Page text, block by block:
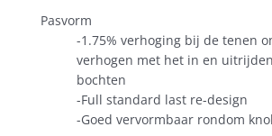
Pasvorm
-1.75% verhoging bij de tenen
verhogen met het in en
bochten
-Full standard last re-design
-Goed vervormbaar rondom